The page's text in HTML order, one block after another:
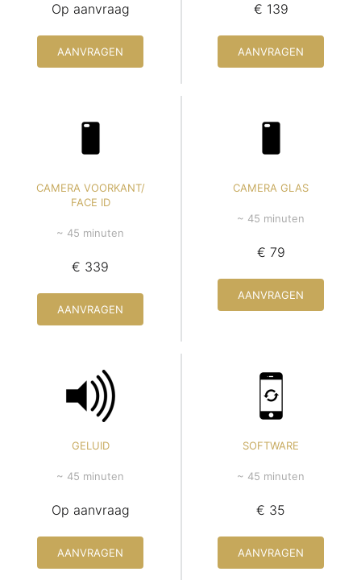
Op aanvraag
AANVRAGEN
€ 139
AANVRAGEN
CAMERA VOORKANT/
FACE ID
~ 45 minuten
€ 339
AANVRAGEN
CAMERA GLAS
~ 45 minuten
€ 79
AANVRAGEN
GELUID
~ 45 minuten
Op aanvraag
AANVRAGEN
SOFTWARE
~ 45 minuten
€ 35
AANVRAGEN